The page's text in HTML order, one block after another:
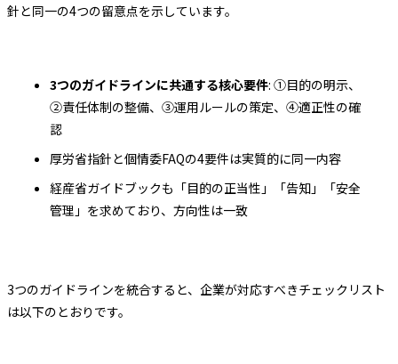
針と同一の4つの留意点を示しています。
3つのガイドラインに共通する核心要件: ①目的の明示、
②責任体制の整備、③運用ルールの策定、④適正性の確
認
厚労省指針と個情委FAQの4要件は実質的に同一内容
経産省ガイドブックも「目的の正当性」「告知」「安全
管理」を求めており、方向性は一致
3つのガイドラインを統合すると、企業が対応すべきチェックリスト
は以下のとおりです。